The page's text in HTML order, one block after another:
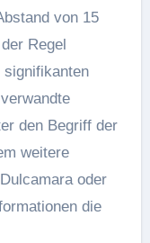
von 15
Regel
den Begriff der
weitere
oder
die